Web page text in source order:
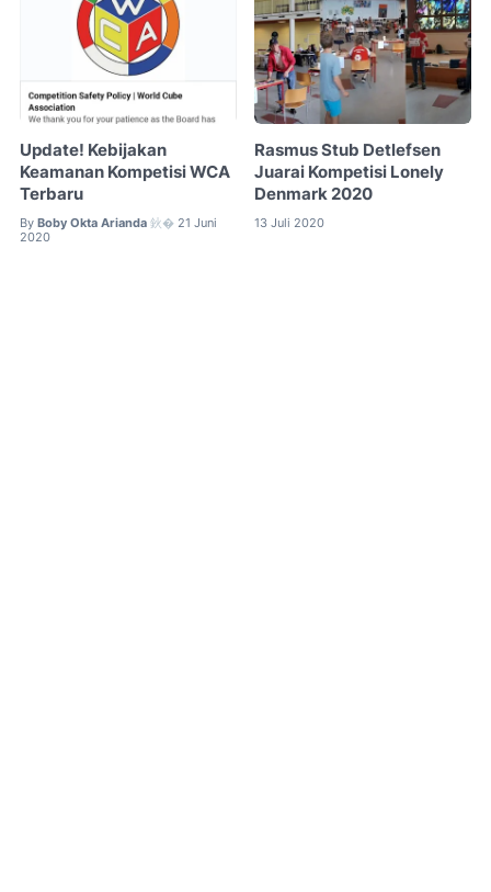
Update! Kebijakan
Keamanan Kompetisi WCA
Terbaru
By Boby Okta Arianda 鈥� 21 Juni
2020
Rasmus Stub Detlefsen
Juarai Kompetisi Lonely
Denmark 2020
13 Juli 2020